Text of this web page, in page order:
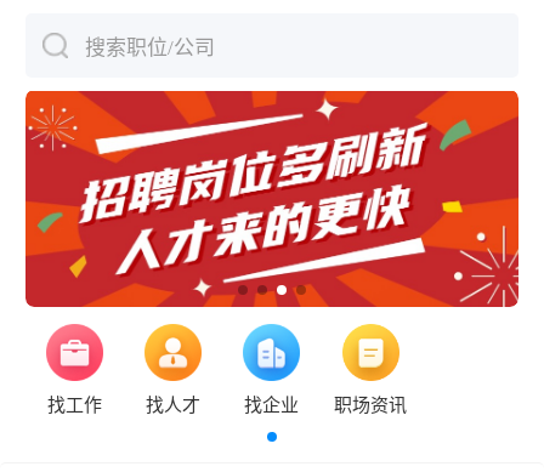
搜索职位/公司
找工作 找人才 找企业 职场资讯